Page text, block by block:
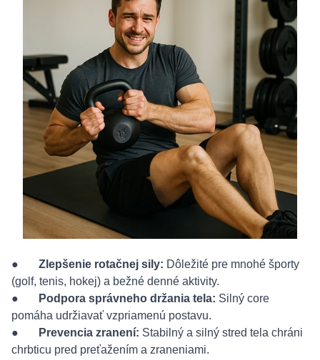
● Zlepšenie rotačnej sily: Dôležité pre mnohé športy
(golf, tenis, hokej) a bežné denné aktivity.
●
Podpora správneho držania tela: Silný core
pomáha udržiavať vzpriamenú postavu.
●
Prevencia zranení: Stabilný a silný stred tela chráni
chrbticu pred preťažením a zraneniami.